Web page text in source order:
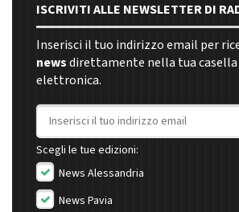
ISCRIVITI ALLE NEWSLETTER DI
Inserisci il tuo indirizzo email per
newsdirettamente nella tua casella
elettronica.
Indirizzo email
Scegli le tue edizioni:
News Alessandria
News Pavia